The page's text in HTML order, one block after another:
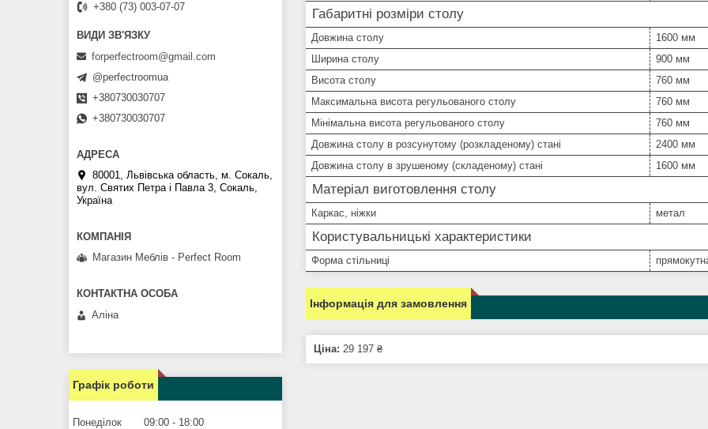
Габаритні розміри столу
Довжина столу
1600 мм
Ширина столу
900 мм
Висота столу
760 мм
Максимальна висота регульованого столу
760 мм
Мінімальна висота регульованого столу
760 мм
Довжина столу в розсунутому (розкладеному) стані
2400 мм
Довжина столу в зрушеному (складеному) стані
1600 мм
Матеріал виготовлення столу
Каркас, ніжки метал
Користувальницькі характеристики
Форма стільниці
Інформація для замовлення
Ціна: 29 197 ₴
+380 (73) 003-07-07
forperfectroom@gmail.com
@perfectroomua
+380730030707
+380730030707
80001, Львівська область, м. Сокаль,
вул. Святих Петра і Павла 3, Сокаль,
Україна
Магазин Меблів - Perfect Room
Аліна
Графік роботи
Понеділок 09:00
18:00